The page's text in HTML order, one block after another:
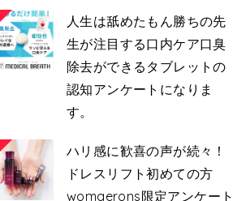
人生は舐めたもん勝ちの先
生が注目する口内ケア口臭
除去ができるタブレットの
認知アンケートになりま
す。
ハリ感に歓喜の声が続々！
ドレスリフト初めての方
womaerons限定アンケート